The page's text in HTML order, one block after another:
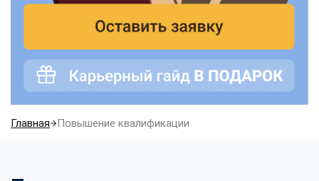
Главная Повышение квалификации